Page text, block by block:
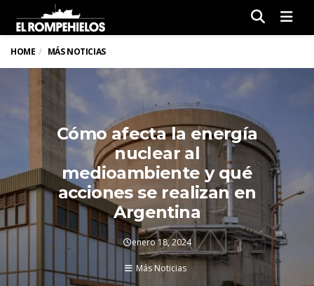
HOME MÁS NOTICIAS
Cómo afecta la energía
nuclear al
medioambiente y qué
acciones se realizan en
Argentina
enero 18, 2024
Más Noticias